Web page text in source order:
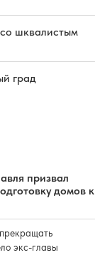
шквалистым
град
призвал
домов к
экс-главы